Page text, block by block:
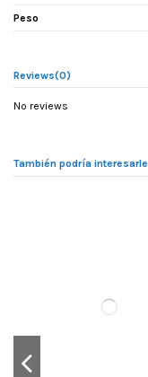
Peso
Reviews(0)
No reviews
También podría interesarle